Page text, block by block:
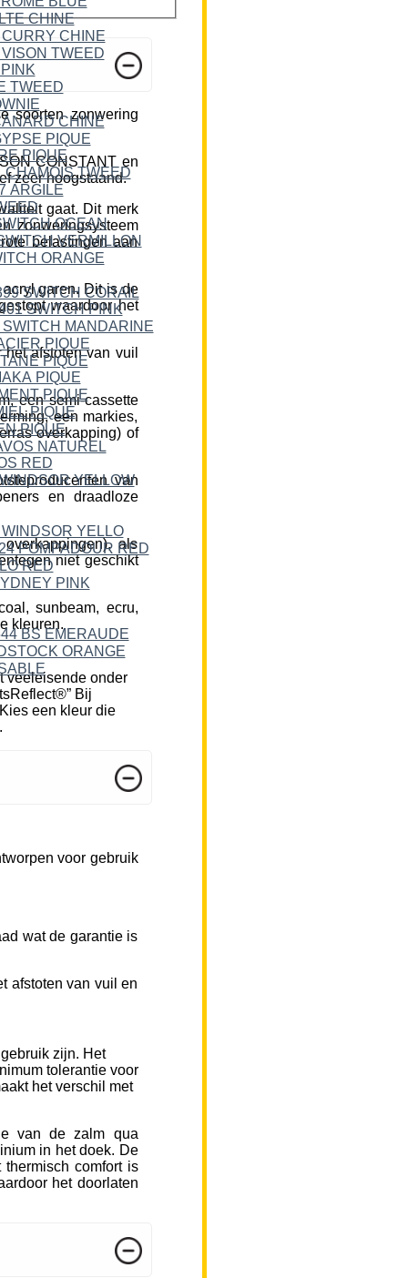
soorten zonwering
CONSTANT en
zeer hoogstaand.
gaat. Dit merk
zonweringsysteem
belastingen aan
garen. Dit is de
waardoor het
afstoten van vuil
een semi-cassette
een markies,
overkapping) of
van
en draadloze
als
niet geschikt
sunbeam, ecru,
kleuren.
veeleisende onder
Bij
een kleur die
voor gebruik
wat de garantie is
afstoten van vuil en
zijn. Het
tolerantie voor
het verschil met
van de zalm qua
in het doek. De
thermisch comfort is
het doorlaten